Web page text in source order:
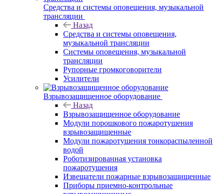
Средства и системы оповещения, музыкальной
трансляции
Назад
Средства и системы оповещения,
музыкальной трансляции
Системы оповещения, музыкальной
трансляции
Рупорные громкоговорители
Усилители
Взрывозащищенное оборудование
Назад
Взрывозащищенное оборудование
Модули порошкового пожаротушения
взрывозащищенные
Модули пожаротушения тонкораспыленной
водой
Роботизированная установка
пожаротушения
Извещатели пожарные взрывозащищенные
Приборы приемно-контрольные